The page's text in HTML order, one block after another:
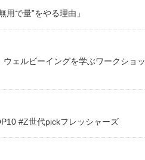
で量”をやる理由」
ェルビーイングを学ぶワークショッ
#Z世代pickフレッシャーズ